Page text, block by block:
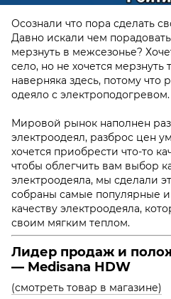
Осознали что пора сделать
Давно искали чем
мерзнуть в межсезонье?
село, но не хочется мерзнуть
наверняка здесь, потому
одеяло с электроподогревом.
Мировой рынок наполнен
электроодеял, разброс цен
хочется приобрести что-то
чтобы облегчить вам выбор
электроодеяла, мы сделали
собраны самые популярные
качеству электроодеяла,
своим мягким теплом.
Лидер продаж и
— Medisana HDW
(смотреть товар в магазине)